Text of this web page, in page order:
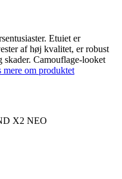
Etuiet er
af høj kvalitet, er robust
skader. Camouflage-looket
om produktet
X2 NEO